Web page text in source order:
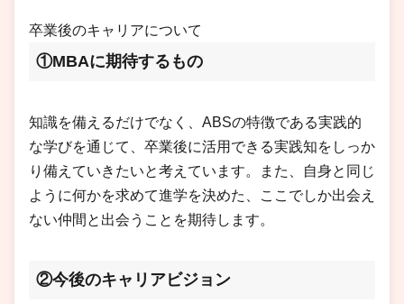
卒業後のキャリアについて
①MBAに期待するもの
知識を備えるだけでなく、ABSの特徴である実践的
な学びを通じて、卒業後に活用できる実践知をしっか
り備えていきたいと考えています。また、自身と同じ
ように何かを求めて進学を決めた、ここでしか出会え
ない仲間と出会うことを期待します。
②今後のキャリアビジョン